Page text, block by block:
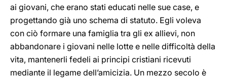
ai giovani, che erano stati educati nelle sue case, e
progettando già uno schema di statuto. Egli voleva
con ciò formare una famiglia tra gli ex allievi, non
abbandonare i giovani nelle lotte e nelle difficoltà della
vita, mantenerli fedeli ai principi cristiani ricevuti
mediante il legame dell’amicizia. Un mezzo secolo è